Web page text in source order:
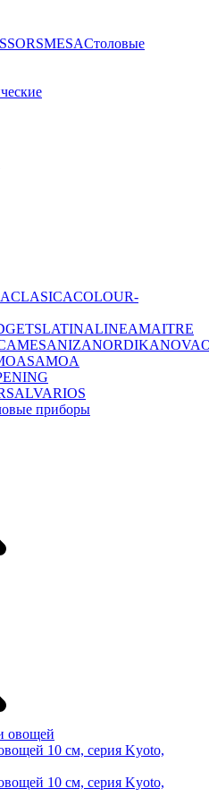
MESAСтоловые
CLASICACOLOUR-
LATINALINEAMAITRE
MESANIZANORDIKANOVA
SAMOA
VARIOS
приборы
овощей